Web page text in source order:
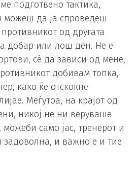
подготвено тактика,
можеш да ја спроведеш
од другата
добар или лош ден. Не е
сè да зависи од мене,
добивам топка,
како ќе отскокне
Меѓутоа, на крајот од
никој не ни веруваше
можеби само јас, тренерот и
задоволна, и важно е и тие